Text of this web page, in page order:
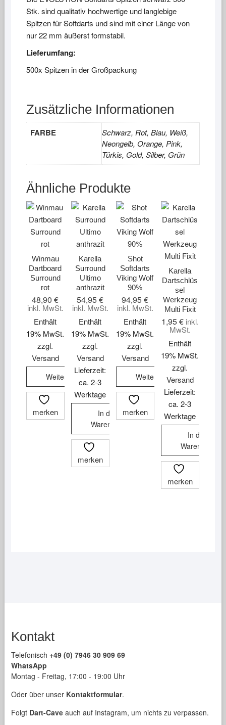
Stk. sind qualitativ hochwertige und langlebige
Spitzen für Softdarts und sind mit einer Länge von
nur 22 mm äußerst formstabil.
Lieferumfang:
500x Spitzen in der Großpackung
Zusätzliche Informationen
FARBE
Schwarz, Rot, Blau, Weiß,
Neongelb, Orange, Pink,
Türkis, Gold, Silber, Grün
Ähnliche Produkte
Winmau
Dartboard
Surround
rot
48,90€
inkl. MwSt.
Enthält
19% MwSt.
zzgl.
Versand
Weiterlesen
merken
Karella
Surround
Ultimo
anthrazit
54,95€
inkl. MwSt.
Enthält
19% MwSt.
zzgl.
Versand
Lieferzeit:
ca. 2-3
Werktage
In den
Warenkorb
merken
Shot
Softdarts
Viking Wolf
90%
94,95€
inkl. MwSt.
Enthält
19% MwSt.
zzgl.
Versand
Weiterlesen
merken
Karella
Dartschlüs
sel
Werkzeug
Multi Fixit
1,95€ inkl.
MwSt.
Enthält
19% MwSt.
zzgl.
Versand
Lieferzeit:
ca. 2-3
Werktage
In den
Warenkorb
merken
Kontakt
Telefonisch +49 (0) 7946 30 909 69
WhatsApp
Montag - Freitag, 17:00 - 19:00 Uhr
Oder über unser Kontaktformular.
Folgt Dart-Caveauch auf Instagram, um nichts zu verpassen.